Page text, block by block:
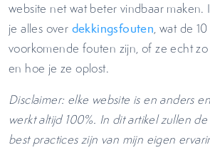
website net wat beter vindbaar maken.
je alles over dekkingsfouten, wat de
voorkomende fouten zijn, of ze echt
en hoe je ze oplost.
Disclaimer: elke website is en anders
werkt altijd 100%. In dit artikel zullen
best practices zijn van mijn eigen